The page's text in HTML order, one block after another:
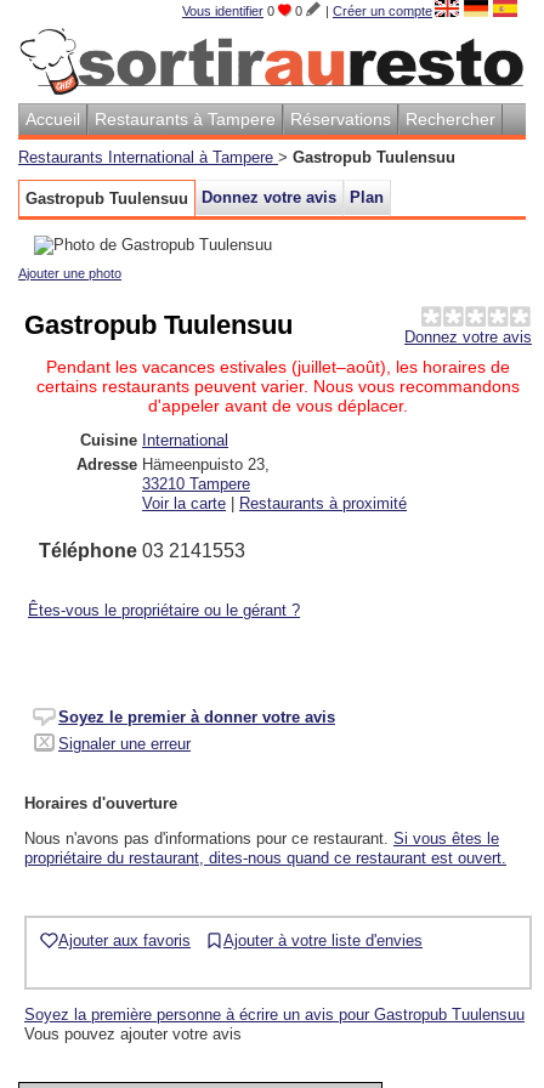
Vous identifier 0 0 | Créer un compte
Accueil Restaurants à Tampere Réservations Rechercher
Restaurants International à Tampere > Gastropub Tuulensuu
Gastropub Tuulensuu Donnez votre avis Plan
Ajouter une photo
Donnez votre avis
Gastropub Tuulensuu
Pendant les vacances estivales (juillet–août), les horaires de
certains restaurants peuvent varier. Nous vous recommandons
d'appeler avant de vous déplacer.
Cuisine International
Adresse Hämeenpuisto 23
33210 Tampere
Voir la carte
Restaurants à proximité
Téléphone 03 2141553
Êtes-vous le propriétaire ou le gérant ?
Soyez le premier à donner votre avis
Signaler une erreur
Horaires d'ouverture
Nous n'avons pas d'informations pour ce restaurant. Si vous êtes le
propriétaire du restaurant, dites-nous quand ce restaurant est ouvert.
Ajouter aux favoris Ajouter à votre liste d'envies
Soyez la première personne à écrire un avis pour Gastropub Tuulensuu
Vous pouvez ajouter votre avis